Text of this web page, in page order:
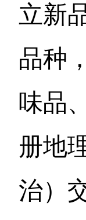
立新
品种
味品
册地
治）